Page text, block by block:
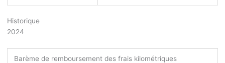
Historique
2024
Barème de remboursement des frais kilométriques